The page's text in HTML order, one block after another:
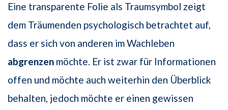
Eine transparente Folie als Traumsymbol zeigt
dem Träumenden psychologisch betrachtet auf,
dass er sich von anderen im Wachleben
abgrenzen möchte. Er ist zwar für Informationen
offen und möchte auch weiterhin den Überblick
behalten, jedoch möchte er einen gewissen